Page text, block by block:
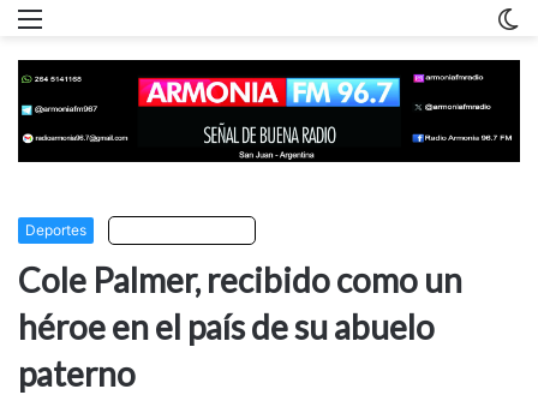
Deportes
Cole Palmer, recibido como un
héroe en el país de su abuelo
paterno